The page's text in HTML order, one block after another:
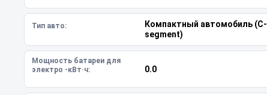
Тип авто:
Компактный автомобиль (C-
segment)
Мощность батареи для
электро -кВт·ч:
0.0